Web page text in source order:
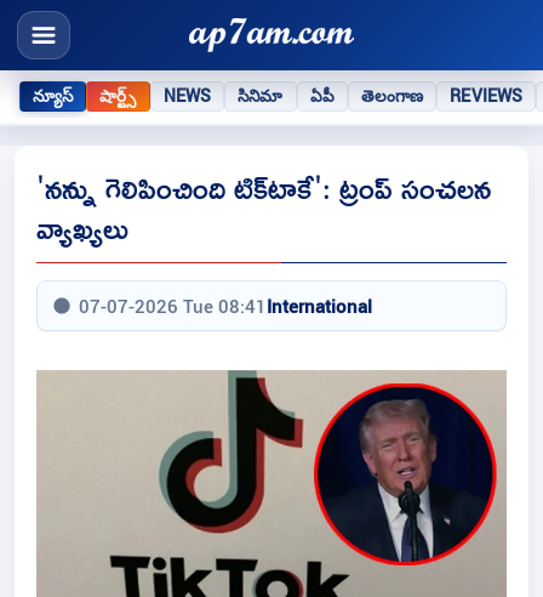
న్యూస్ షార్ట్స్ NEWS సినిమా ఏపీ తెలంగాణ REVIEWS
'నన్ను గెలిపించింది టిక్‌టాకే': ట్రంప్ సంచలన
వ్యాఖ్యలు
07-07-2026 Tue 08:41 International